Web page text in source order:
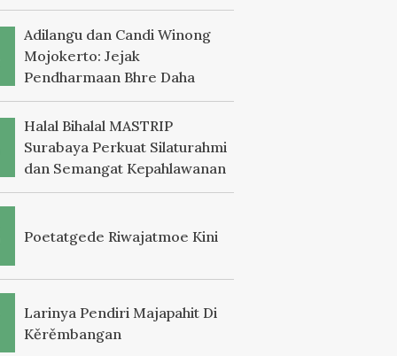
Adilangu dan Candi Winong
Mojokerto: Jejak
Pendharmaan Bhre Daha
Halal Bihalal MASTRIP
Surabaya Perkuat Silaturahmi
dan Semangat Kepahlawanan
Poetatgede Riwajatmoe Kini
Larinya Pendiri Majapahit Di
Kěrěmbangan